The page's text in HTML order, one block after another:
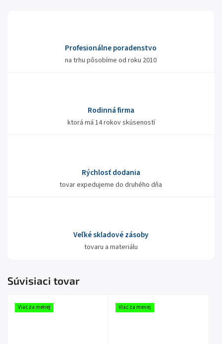
Profesionálne poradenstvo
na trhu pôsobíme od roku 2010
Rodinná firma
ktorá má 14 rokov skúseností
Rýchlosť dodania
tovar expedujeme do druhého dňa
Veľké skladové zásoby
tovaru a materiálu
Súvisiaci tovar
Viac za menej Viac za menej